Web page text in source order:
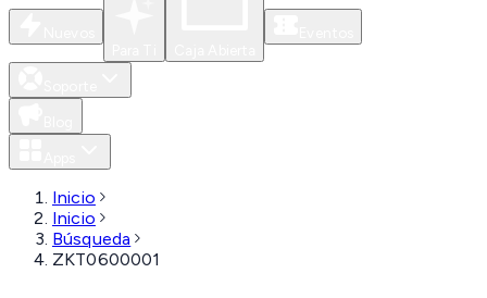
Inicio
Inicio
Búsqueda
ZKT0600001